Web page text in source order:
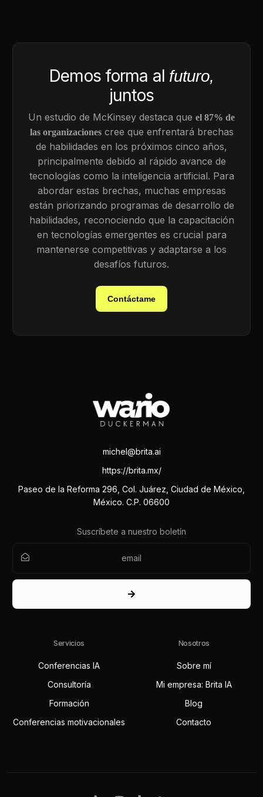
Demos forma al futuro,
juntos
Un estudio de McKinsey destaca que el 87% de
las organizacionescree que enfrentará brechas
de habilidades en los próximos cinco años,
principalmente debido al rápido avance de
tecnologías como la inteligencia artificial. Para
abordar estas brechas, muchas empresas
están priorizando programas de desarrollo de
habilidades, reconociendo que la capacitación
en tecnologías emergentes es crucial para
mantenerse competitivas y adaptarse a los
desafíos futuros.
Contáctame
michel@brita.ai
https://brita.mx/
Paseo de la Reforma 296, Col. Juárez, Ciudad de México,
México. C.P. 06600
Suscríbete a nuestro boletín
Servicios
Conferencias IA
Consultoría
Formación
Conferencias motivacionales
Nosotros
Sobre mí
Mi empresa: Brita IA
Blog
Contacto